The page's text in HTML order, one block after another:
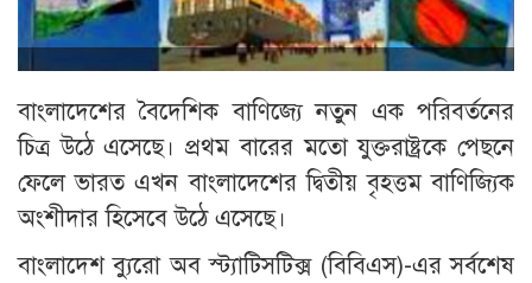
বাংলাদেশের বৈদেশিক বাণিজ্যে নতুন এক পরিবর্তনের
চিত্র উঠে এসেছে। প্রথম বারের মতো যুক্তরাষ্ট্রকে পেছনে
ফেলে ভারত এখন বাংলাদেশের দ্বিতীয় বৃহত্তম বাণিজ্যিক
অংশীদার হিসেবে উঠে এসেছে।
বাংলাদেশ ব্যুরো অব স্ট্যাটিসটিক্স (বিবিএস)-এর সর্বশেষ